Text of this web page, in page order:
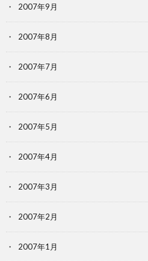
2007年9月
2007年8月
2007年7月
2007年6月
2007年5月
2007年4月
2007年3月
2007年2月
2007年1月